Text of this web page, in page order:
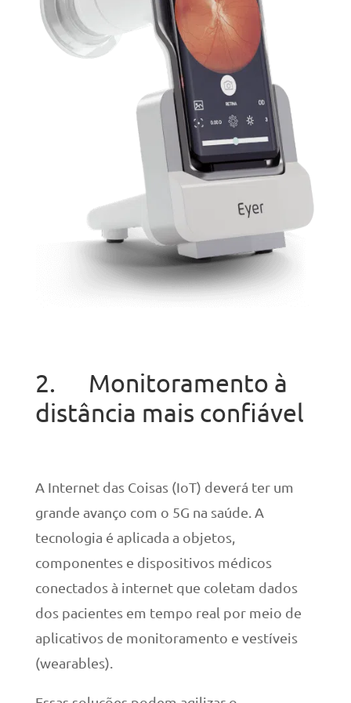
2. Monitoramento à
distância mais confiável
A Internet das Coisas (IoT) deverá ter um
grande avanço com o 5G na saúde. A
tecnologia é aplicada a objetos,
componentes e dispositivos médicos
conectados à internet que coletam dados
dos pacientes em tempo real por meio de
aplicativos de monitoramento e vestíveis
(wearables).